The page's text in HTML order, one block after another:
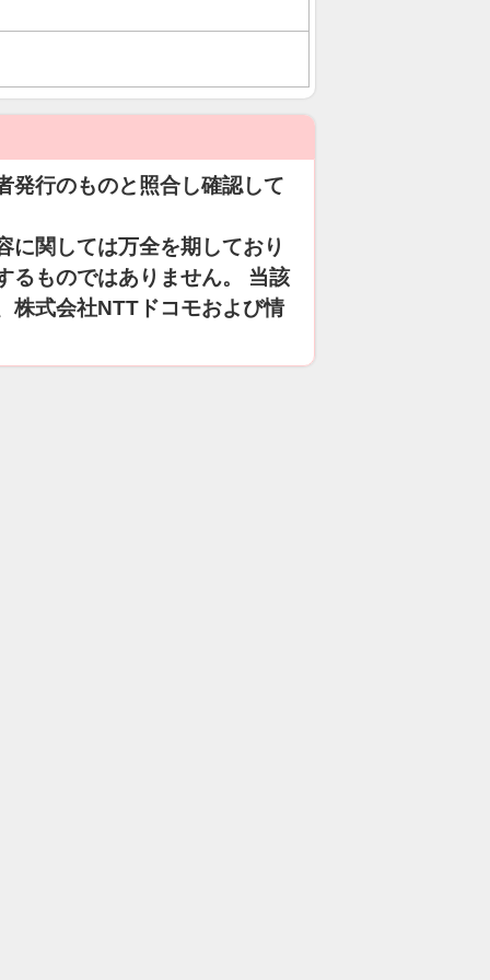
発行のものと照合し確認して
に関しては万全を期しており
るものではありません。 当該
株式会社NTTドコモおよび情